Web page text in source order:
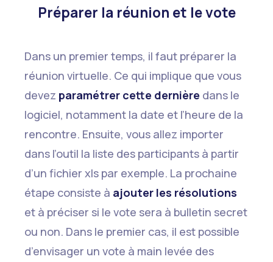
Préparer la réunion et le vote
Dans un premier temps, il faut préparer la
réunion virtuelle. Ce qui implique que vous
devez paramétrer cette dernière dans le
logiciel, notamment la date et l’heure de la
rencontre. Ensuite, vous allez importer
dans l’outil la liste des participants à partir
d’un fichier xls par exemple. La prochaine
étape consiste à ajouter les résolutions
et à préciser si le vote sera à bulletin secret
ou non. Dans le premier cas, il est possible
d’envisager un vote à main levée des